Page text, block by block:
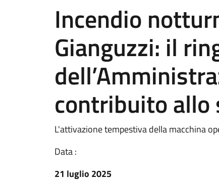
Incendio
Gianguzzi: il
contribuito allo
L'attivazione tempestiva della macchina
Data :
21 luglio 2025